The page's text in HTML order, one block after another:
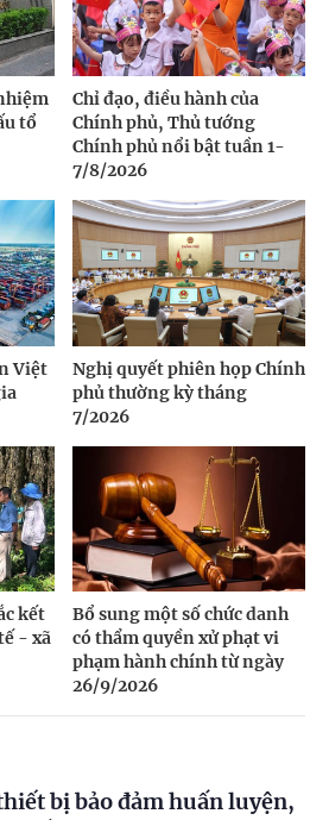
tổ
Chỉ đạo, điều hành của
Chính phủ, Thủ tướng
Chính phủ nổi bật tuần 1-
7/8/2026
Việt
Nghị quyết phiên họp Chính
phủ thường kỳ tháng
7/2026
kết
- xã
Bổ sung một số chức danh
có thẩm quyền xử phạt vi
phạm hành chính từ ngày
26/9/2026
bị bảo đảm huấn luyện,